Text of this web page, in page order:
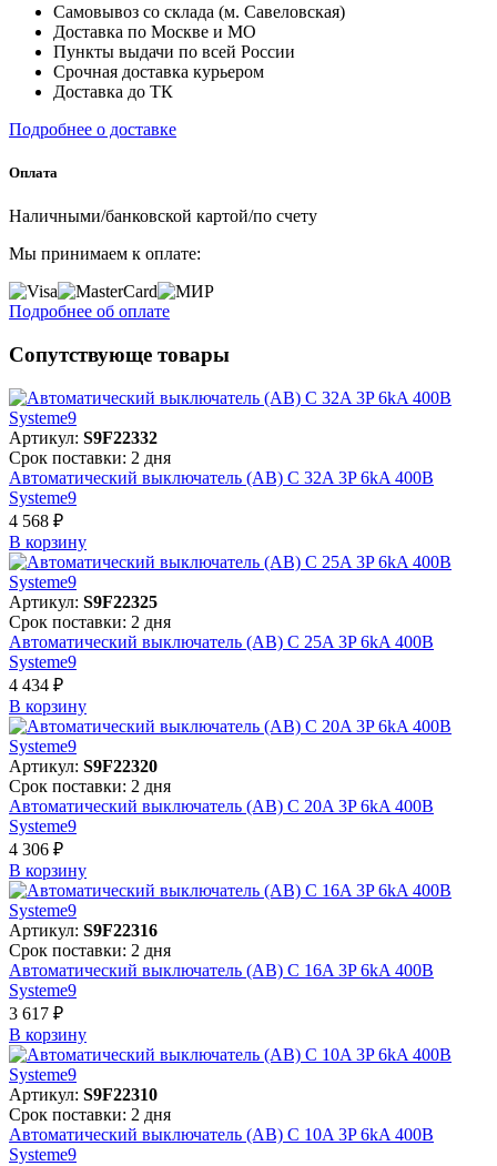
Самовывоз со склада (м. Савеловская)
Доставка по Москве и МО
Пункты выдачи по всей России
Срочная доставка курьером
Доставка до ТК
Подробнее о доставке
Оплата
Наличными/банковской картой/по счету
Мы принимаем к оплате:
Подробнее об оплате
Сопутствующе товары
Артикул: S9F22332
Срок поставки: 2 дня
Автоматический выключатель (АВ) C 32A 3P 6kA 400В
Systeme9
4 568 ₽
В корзинy
Артикул: S9F22325
Срок поставки: 2 дня
Автоматический выключатель (АВ) C 25A 3P 6kA 400В
Systeme9
4 434 ₽
В корзинy
Артикул: S9F22320
Срок поставки: 2 дня
Автоматический выключатель (АВ) C 20A 3P 6kA 400В
Systeme9
4 306 ₽
В корзинy
Артикул: S9F22316
Срок поставки: 2 дня
Автоматический выключатель (АВ) C 16A 3P 6kA 400В
Systeme9
3 617 ₽
В корзинy
Артикул: S9F22310
Срок поставки: 2 дня
Автоматический выключатель (АВ) C 10A 3P 6kA 400В
Systeme9